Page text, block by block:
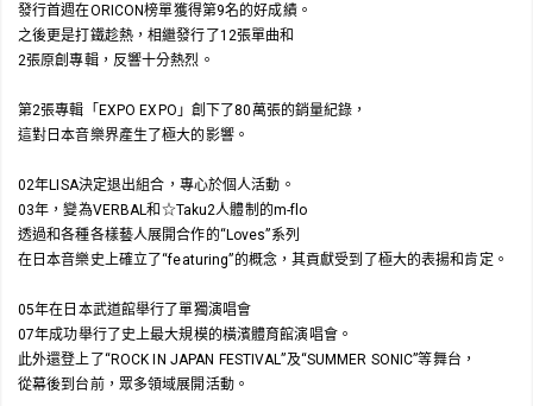
發行首週在ORICON榜單獲得第9名的好成績。
之後更是打鐵趁熱，相繼發行了12張單曲和
2張原創專輯，反響十分熱烈。
第2張專輯「EXPO EXPO」創下了80萬張的銷量紀錄，
這對日本音樂界產生了極大的影響。
02年LISA決定退出組合，專心於個人活動。
03年，變為VERBAL和☆Taku2人體制的m-flo
透過和各種各樣藝人展開合作的“Loves”系列
在日本音樂史上確立了“featuring”的概念，其貢獻受到了極大的表揚和肯定。
05年在日本武道館舉行了單獨演唱會
07年成功舉行了史上最大規模的橫濱體育館演唱會。
此外還登上了“ROCK IN JAPAN FESTIVAL”及“SUMMER SONIC”等舞台，
從幕後到台前，眾多領域展開活動。